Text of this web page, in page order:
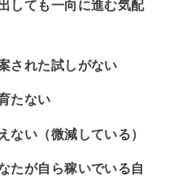
しても一向に進む気配
された試しがない
たない
ない（微減している）
たが自ら稼いでいる自